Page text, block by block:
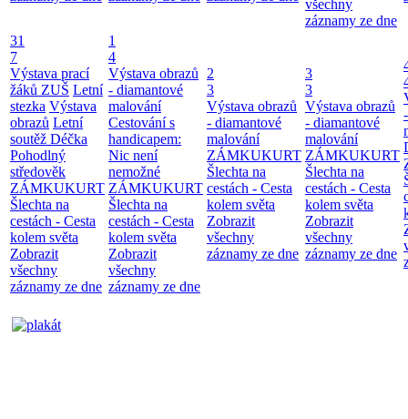
všechny
záznamy ze dne
31
7
Výstava prací
žáků ZUŠ Letní
stezka Výstava
obrazů Letní
soutěž Déčka
Pohodlný
středověk
ZÁMKUKURT
Šlechta na
cestách - Cesta
kolem světa
Zobrazit
všechny
záznamy ze dne
1
4
Výstava obrazů
- diamantové
malování
Cestování s
handicapem:
Nic není
nemožné
ZÁMKUKURT
Šlechta na
cestách - Cesta
kolem světa
Zobrazit
všechny
záznamy ze dne
2
3
Výstava obrazů
- diamantové
malování
ZÁMKUKURT
Šlechta na
cestách - Cesta
kolem světa
Zobrazit
všechny
záznamy ze dne
3
3
Výstava obrazů
- diamantové
malování
ZÁMKUKURT
Šlechta na
cestách - Cesta
kolem světa
Zobrazit
všechny
záznamy ze dne